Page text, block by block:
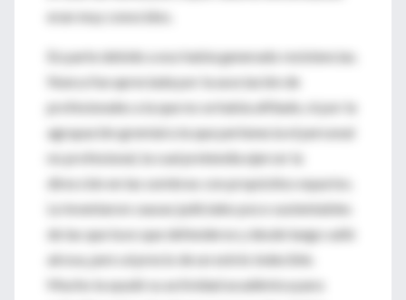
eran muy conocidos.
En parte debido a eso había generado resistencias.
Nunca fue apreciada por la asociación de
profesionales a la que no se había afiliado, ni por la
agrupación gremial a la que pertenecía el personal
no profesional, la cual pretendía ejercer la
dirección en las sombras con propósitos espurios.
Le inventaron causas judiciales poco sustentables
de las que tuvo que defenderse y desde luego salió
airosa, pero al precio de un estrés indecible.
Mucho la ayudó su actividad académica para